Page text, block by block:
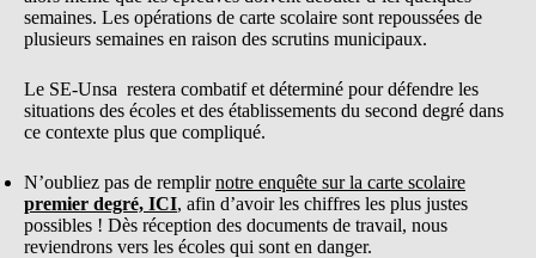
semaines. Les opérations de carte scolaire sont repoussées de
plusieurs semaines en raison des scrutins municipaux.
Le SE-Unsa restera combatif et déterminé pour défendre les
situations des écoles et des établissements du second degré dans
ce contexte plus que compliqué.
N’oubliez pas de remplirnotre enquête sur la carte scolaire
premier degré, ICI, afin d’avoir les chiffres les plus justes
possibles ! Dès réception des documents de travail, nous
reviendrons vers les écoles qui sont en danger.